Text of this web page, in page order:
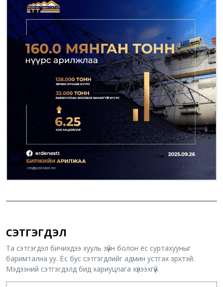
СЭТГЭГДЭЛ
Та сэтгэгдэл бичихдээ хууль зүйн болон ёс суртахууныг
баримтална уу. Ёс бус сэтгэгдлийг админ устгах эрхтэй.
Мэдээний сэтгэгдэлд бид хариуцлага хүлээхгүй.